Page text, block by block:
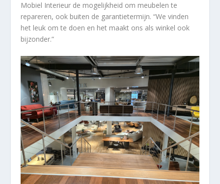
Mobiel Interieur de mogelijkheid om meubelen te
repareren, ook buiten de garantietermijn. “We vinden
het leuk om te doen en het maakt ons als winkel ook
bijzonder.”